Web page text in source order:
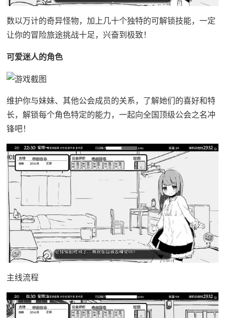
数以万计的奇异怪物，加上几十个独特的可解锁技能，一定
让你的冒险旅途挑战十足，兴奋到极致！
可爱迷人的角色
维护你与妹妹、其他公会成员的关系，了解她们的喜好和特
长，解锁每个角色特定的能力，一起向全国顶级公会之名冲
锋吧！
主线流程